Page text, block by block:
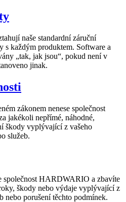
naše standardní záruční
s každým produktem. Software a
„tak, jak jsou“, pokud není v
jinak.
zákonem nenese společnost
jakékoli nepřímé, náhodné,
škody vyplývající z vašeho
služeb.
společnost HARDWARIO a zbavíte
škody nebo výdaje vyplývající z
nebo porušení těchto podmínek.